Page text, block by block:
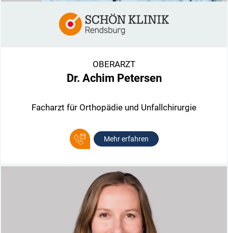
OBERARZT
Dr. Achim Petersen
Facharzt für Orthopädie und Unfallchirurgie
Mehr erfahren